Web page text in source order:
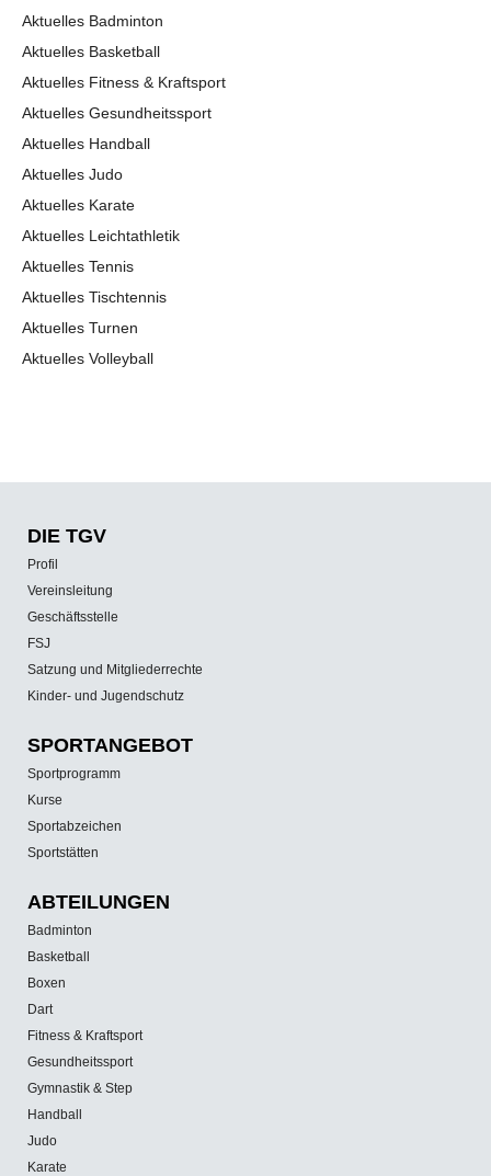
Aktuelles Badminton
Aktuelles Basketball
Aktuelles Fitness & Kraftsport
Aktuelles Gesundheitssport
Aktuelles Handball
Aktuelles Judo
Aktuelles Karate
Aktuelles Leichtathletik
Aktuelles Tennis
Aktuelles Tischtennis
Aktuelles Turnen
Aktuelles Volleyball
DIE TGV
Profil
Vereinsleitung
Geschäftsstelle
FSJ
Satzung und Mitgliederrechte
Kinder- und Jugendschutz
SPORT­ANGEBOT
Sportprogramm
Kurse
Sportabzeichen
Sportstätten
ABTEILUNGEN
Badminton
Basketball
Boxen
Dart
Fitness & Kraftsport
Gesundheitssport
Gymnastik & Step
Handball
Judo
Karate